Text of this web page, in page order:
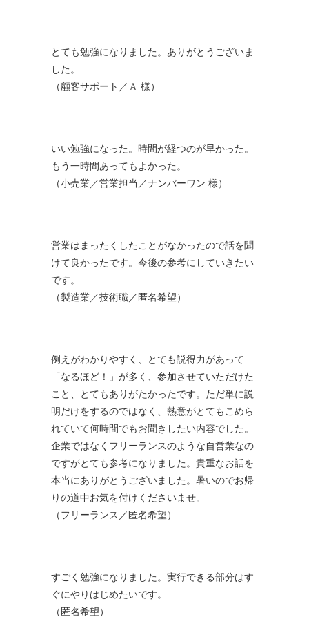
とても勉強になりました。ありがとうございま
した。
（顧客サポート／Ａ 様）
いい勉強になった。時間が経つのが早かった。
もう一時間あってもよかった。
（小売業／営業担当／ナンバーワン 様）
営業はまったくしたことがなかったので話を聞
けて良かったです。今後の参考にしていきたい
です。
（製造業／技術職／匿名希望）
例えがわかりやすく、とても説得力があって
「なるほど！」が多く、参加させていただけた
こと、とてもありがたかったです。ただ単に説
明だけをするのではなく、熱意がとてもこめら
れていて何時間でもお聞きしたい内容でした。
企業ではなくフリーランスのような自営業なの
ですがとても参考になりました。貴重なお話を
本当にありがとうございました。暑いのでお帰
りの道中お気を付けくださいませ。
（フリーランス／匿名希望）
すごく勉強になりました。実行できる部分はす
ぐにやりはじめたいです。
（匿名希望）